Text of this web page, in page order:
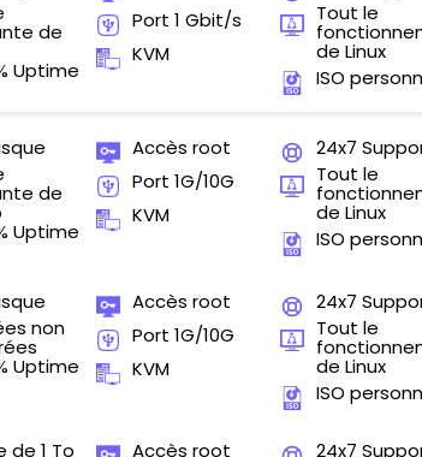
de
Uptime
Port 1 Gbit/s
KVM
Tout le
de Linux
ISO
de
Uptime
Accès root
Port 1G/10G
KVM
24x7
Tout le
de Linux
ISO
non
Uptime
Accès root
Port 1G/10G
KVM
24x7
Tout le
de Linux
ISO
de 1 To Accès root 24x7